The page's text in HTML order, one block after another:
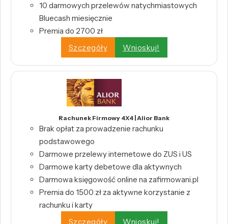
10 darmowych przelewów natychmiastowych
Bluecash miesięcznie
Premia do 2700 zł
Szczegóły
Wnioskuj!
Rachunek Firmowy 4X4 | Alior Bank
Brak opłat za prowadzenie rachunku
podstawowego
Darmowe przelewy internetowe do ZUS i US
Darmowe karty debetowe dla aktywnych
Darmowa księgowość online na zafirmowani.pl
Premia do 1500 zł za aktywne korzystanie z
rachunku i karty
Szczegóły
Wnioskuj!